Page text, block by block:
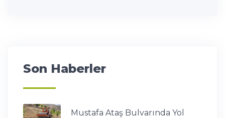
Son Haberler
Mustafa Ataş Bulvarında Yol